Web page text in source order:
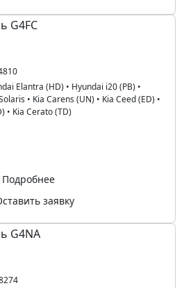
Elantra (HD) • Hyundai i20 (PB) •
• Kia Carens (UN) • Kia Ceed (ED) •
• Kia Cerato (TD)
Подробнее
заявку